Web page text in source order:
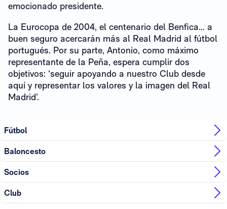
emocionado presidente.
La Eurocopa de 2004, el centenario del Benfica... a
buen seguro acercarán más al Real Madrid al fútbol
portugués. Por su parte, Antonio, como máximo
representante de la Peña, espera cumplir dos
objetivos: ‘seguir apoyando a nuestro Club desde
aquí y representar los valores y la imagen del Real
Madrid’.
Fútbol
Baloncesto
Socios
Club